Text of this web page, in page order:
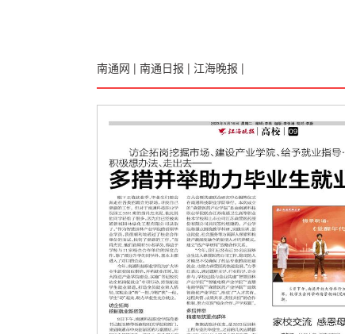
南通网 | 南通日报 | 江海晚报 |